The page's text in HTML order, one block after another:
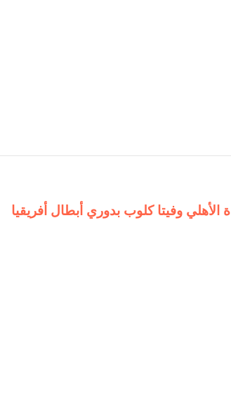
وفيتا كلوب بدوري أبطال أفريقيا